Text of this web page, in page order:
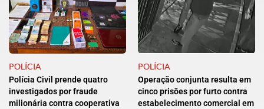
POLÍCIA
Polícia Civil prende quatro
investigados por fraude
milionária contra cooperativa
POLÍCIA
Operação conjunta resulta em
cinco prisões por furto contra
estabelecimento comercial em